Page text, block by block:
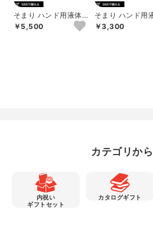
そまり ハンド用液体
石けんとタオルのセッ
ト（ピンク）B
￥5,500
そまり ハンド用
石けんとタオル
ト（ピンク）A
￥3,300
カテゴリか
内祝い
ギフトセット
カタログギフト